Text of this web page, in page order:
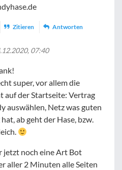
Zitieren Antworten
07:40
super, vor allem die
auf der Startseite: Vertrag
auswählen, Netz was guten
ab geht der Hase, bzw.
jetzt noch eine Art Bot
aller 2 Minuten alle Seiten